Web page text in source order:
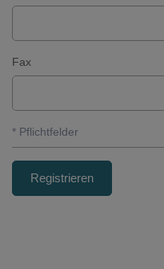
Fax
* Pflichtfelder